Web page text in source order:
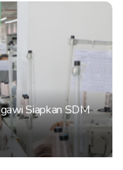
Siapkan SDM